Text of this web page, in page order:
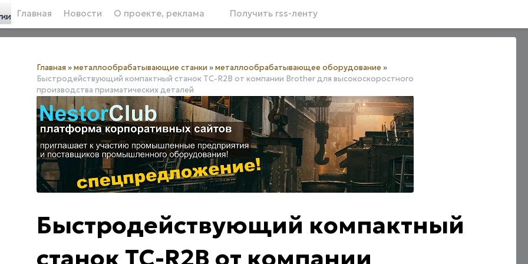
Главная Новости О проекте, реклама Получить rss-ленту
Главная »металлообрабатывающие станки »металлообрабатывающее оборудование »
Быстродействующий компактный станок TC-R2B от компании Brother для высокоскоростного
производства призматических деталей
Быстродействующий компактный
станок TC-R2B от компании